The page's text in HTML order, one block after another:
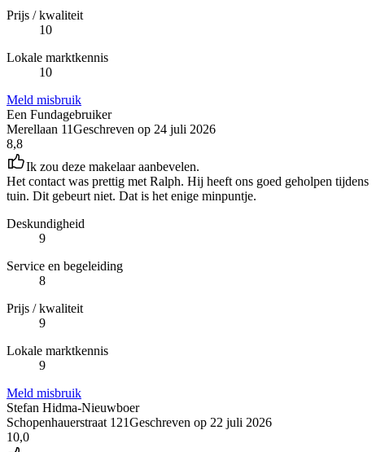
Prijs / kwaliteit
10
Lokale marktkennis
10
Meld misbruik
Een Fundagebruiker
Merellaan 11Geschreven op 24 juli 2026
8,8
Ik zou deze makelaar aanbevelen.
Het contact was prettig met Ralph. Hij heeft ons goed geholpen
tuin. Dit gebeurt niet. Dat is het enige minpuntje.
Deskundigheid
9
Service en begeleiding
8
Prijs / kwaliteit
9
Lokale marktkennis
9
Meld misbruik
Stefan Hidma-Nieuwboer
Schopenhauerstraat 121Geschreven op 22 juli 2026
10,0